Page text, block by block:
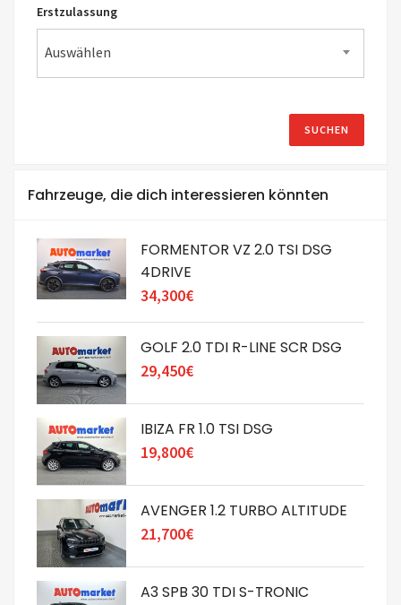
Erstzulassung
Auswählen
Fahrzeuge, die dich interessieren könnten
FORMENTOR VZ 2.0 TSI DSG
4DRIVE
34,300€
GOLF 2.0 TDI R-LINE SCR DSG
29,450€
IBIZA FR 1.0 TSI DSG
19,800€
AVENGER 1.2 TURBO ALTITUDE
21,700€
A3 SPB 30 TDI S-TRONIC